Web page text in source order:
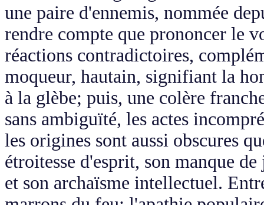
une paire d'ennemis, nommée
rendre compte que prononcer le
réactions contradictoires,
moqueur, hautain, signifiant la
à la glèbe; puis, une colère
sans ambiguïté, les actes
les origines sont aussi obscures
étroitesse d'esprit, son manque
et son archaïsme intellectuel.